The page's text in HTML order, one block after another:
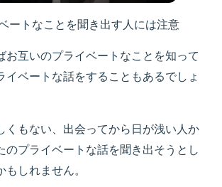
ートなことを聞き出す人には注意
お互いのプライベートなことを知って
イベートな話をすることもあるでしょ
くもない、出会ってから日が浅い人か
のプライベートな話を聞き出そうとし
しれません。